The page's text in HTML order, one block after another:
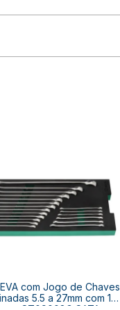
com Jogo de Chaves
5.5 a 27mm com 19